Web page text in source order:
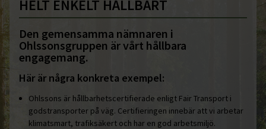
HELT ENKELT HÅLLBART
Den gemensamma nämnaren i
Ohlssonsgruppen är vårt hållbara
engagemang.
Här är några konkreta exempel:
Ohlssons är hållbarhetscertifierade enligt Fair Transport i
godstransporter på väg. Certifieringen innebär att vi arbetar
klimatsmart, trafiksäkert och har en god arbetsmiljö.